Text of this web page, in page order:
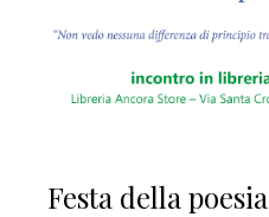
Festa della poesia